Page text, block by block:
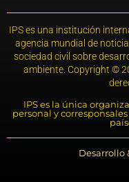
IPS es una institución
agencia mundial de
sociedad civil sobre
ambiente. Copyright ©
IPS es la única
personal y
Desarrollo